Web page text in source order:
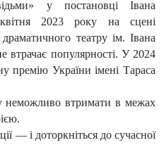
у постановці Івана
2023 року на сцені
театру ім. Івана
втрачає популярності. У 2024
премію України імені Тараса
неможливо втримати в межах
— і доторкніться до сучасної